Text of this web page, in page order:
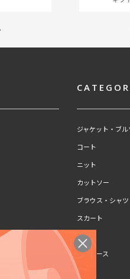
ジャケット・ブル
コート
ニット
カットソー
ブラウス・シャツ
スカート
パンツ
ワンピース
キッズ